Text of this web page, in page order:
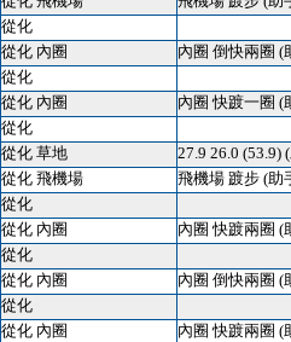
從化
從化 內圈
內圈 倒快兩圈 (
從化
從化 內圈
內圈 快踱一圈 (
從化
從化 草地
27.9 26.0 (53.9)
從化 飛機場
飛機場 踱步 (助
從化
從化 內圈
內圈 快踱兩圈 (
從化
從化 內圈
內圈 倒快兩圈 (
從化
從化 內圈
內圈 快踱兩圈 (